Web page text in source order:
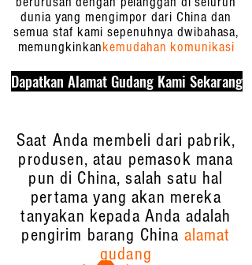
Dapatkan Alamat Gudang Kami Sekarang
dunia yang mengimpor dari China dan
semua staf kami sepenuhnya dwibahasa,
memungkinkankemudahan komunikasi
Dapatkan Alamat Gudang Kami Sekarang
Saat Anda membeli dari pabrik,
produsen, atau pemasok mana
pun di China, salah satu hal
pertama yang akan mereka
tanyakan kepada Anda adalah
pengirim barang China alamat
gudang